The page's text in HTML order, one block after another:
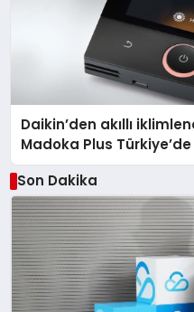
Daikin’den akıllı
Madoka Plus Türkiye’de
Son Dakika